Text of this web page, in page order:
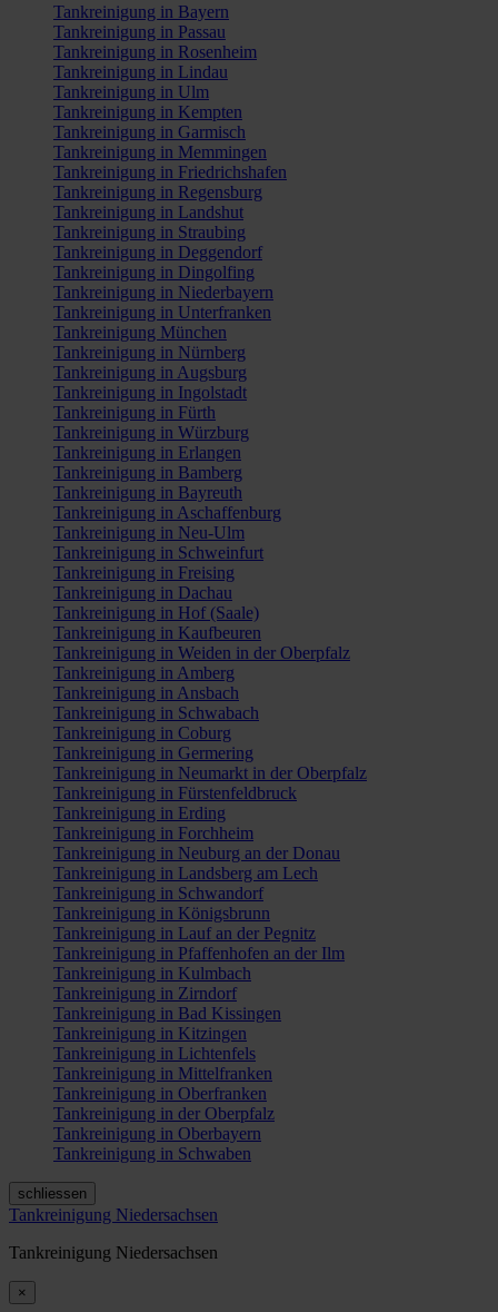
Tankreinigung in Bayern
Tankreinigung in Passau
Tankreinigung in Rosenheim
Tankreinigung in Lindau
Tankreinigung in Ulm
Tankreinigung in Kempten
Tankreinigung in Garmisch
Tankreinigung in Memmingen
Tankreinigung in Friedrichshafen
Tankreinigung in Regensburg
Tankreinigung in Landshut
Tankreinigung in Straubing
Tankreinigung in Deggendorf
Tankreinigung in Dingolfing
Tankreinigung in Niederbayern
Tankreinigung in Unterfranken
Tankreinigung München
Tankreinigung in Nürnberg
Tankreinigung in Augsburg
Tankreinigung in Ingolstadt
Tankreinigung in Fürth
Tankreinigung in Würzburg
Tankreinigung in Erlangen
Tankreinigung in Bamberg
Tankreinigung in Bayreuth
Tankreinigung in Aschaffenburg
Tankreinigung in Neu-Ulm
Tankreinigung in Schweinfurt
Tankreinigung in Freising
Tankreinigung in Dachau
Tankreinigung in Hof (Saale)
Tankreinigung in Kaufbeuren
Tankreinigung in Weiden in der Oberpfalz
Tankreinigung in Amberg
Tankreinigung in Ansbach
Tankreinigung in Schwabach
Tankreinigung in Coburg
Tankreinigung in Germering
Tankreinigung in Neumarkt in der Oberpfalz
Tankreinigung in Fürstenfeldbruck
Tankreinigung in Erding
Tankreinigung in Forchheim
Tankreinigung in Neuburg an der Donau
Tankreinigung in Landsberg am Lech
Tankreinigung in Schwandorf
Tankreinigung in Königsbrunn
Tankreinigung in Lauf an der Pegnitz
Tankreinigung in Pfaffenhofen an der Ilm
Tankreinigung in Kulmbach
Tankreinigung in Zirndorf
Tankreinigung in Bad Kissingen
Tankreinigung in Kitzingen
Tankreinigung in Lichtenfels
Tankreinigung in Mittelfranken
Tankreinigung in Oberfranken
Tankreinigung in der Oberpfalz
Tankreinigung in Oberbayern
Tankreinigung in Schwaben
schliessen
Tankreinigung Niedersachsen
Tankreinigung Niedersachsen
×